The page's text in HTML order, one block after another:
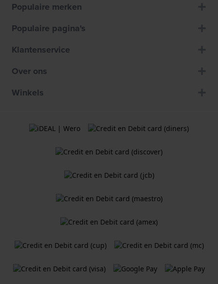
Populaire merken
Populaire pagina's
Klantenservice
Over ons
Winkels